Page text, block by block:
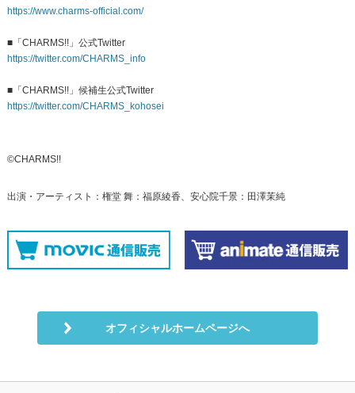
https://www.charms-official.com/
■「CHARMS!!」公式Twitter
https://twitter.com/CHARMS_info
■「CHARMS!!」候補生公式Twitter
https://twitter.com/CHARMS_kohosei
©CHARMS!!
出演・アーティスト：権堂 舞：福原綾香、安心院千景：田澤茉純
オフィシャルホームページへ